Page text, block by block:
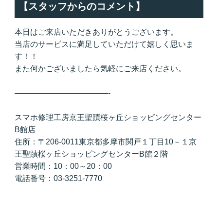
【スタッフからのコメント】
本日はご来店いただきありがとうございます。
当店のサービスに満足していただけて嬉しく思いま
す！！
また何かございましたら気軽にご来店ください。
————————————-
スマホ修理工房京王聖蹟桜ヶ丘ショッピングセンター
B館店
住所：〒206-0011東京都多摩市関戸１丁目10－１京
王聖蹟桜ヶ丘ショッピングセンターB館２階
営業時間：10：00～20：00
電話番号：03-3251-7770